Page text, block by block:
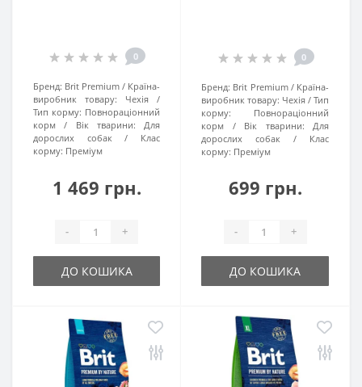
0
Бренд: Brit Premium
Країна-
виробник товару:
Чехія
Тип корму: Повнораціонний
корм
Вік тварини:
Для
дорослих собак
Клас
корму: Преміум
1 469 грн.
- +
ДО КОШИКА
0
Бренд: Brit Premium
Країна-
виробник товару: Чехія
Тип
корму:
Повнораціонний
корм
Вік тварини:
Для
дорослих собак
Клас
корму: Преміум
699 грн.
- +
ДО КОШИКА